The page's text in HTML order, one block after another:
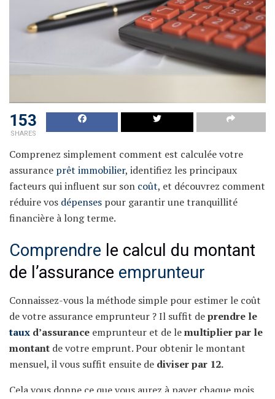
153
SHARES
Comprenez simplement comment est calculée votre
assurance prêt immobilier, identifiez les principaux
facteurs qui influent sur son coût, et découvrez comment
réduire vos dépenses pour garantir une tranquillité
financière à long terme.
Comprendre le calcul du montant
de l’assurance emprunteur
Connaissez-vous la méthode simple pour estimer le coût
de votre assurance emprunteur ? Il suffit deprendre le
taux d’assurance emprunteur et de lemultiplier par le
montant de votre emprunt. Pour obtenir le montant
mensuel, il vous suffit ensuite de diviser par 12.
Cela vous donne ce que vous aurez à payer chaque mois